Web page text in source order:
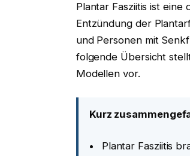
Plantar Fasziitis ist
Entzündung der
und Personen mit
folgende Übersicht
Modellen vor.
Kurz
Plantar Fasziitis